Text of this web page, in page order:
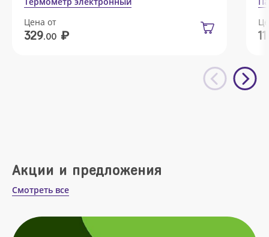
Цена от
329.00 ₽ 11
Акции и предложения
Смотреть все